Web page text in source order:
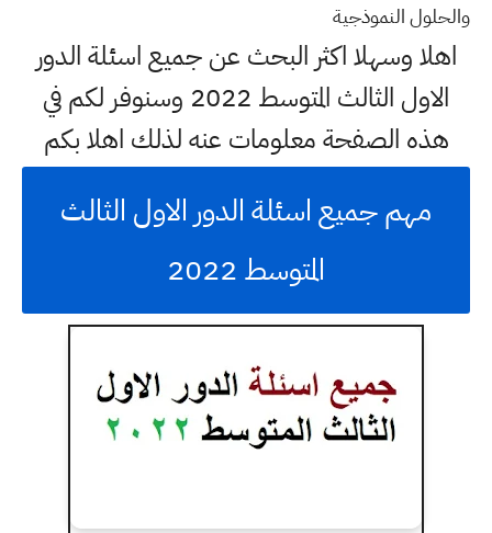
والحلول النموذجية
اهلا وسهلا اكثر البحث عن جميع اسئلة الدور
الاول الثالث المتوسط 2022 وسنوفر لكم في
هذه الصفحة معلومات عنه لذلك اهلا بكم
مهم جميع اسئلة الدور الاول الثالث
المتوسط 2022